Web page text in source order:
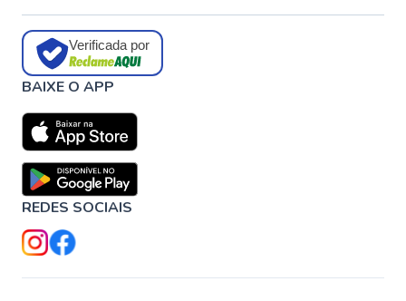
Verificada por
BAIXE O APP
REDES SOCIAIS